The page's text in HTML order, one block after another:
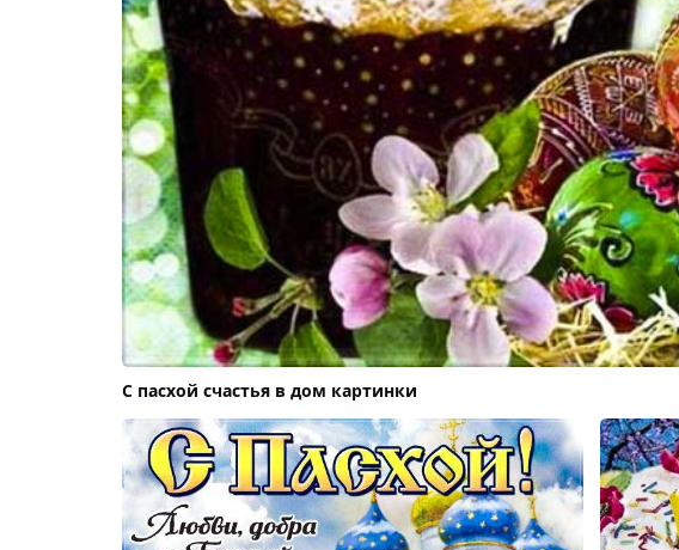
С пасхой счастья в дом картинки